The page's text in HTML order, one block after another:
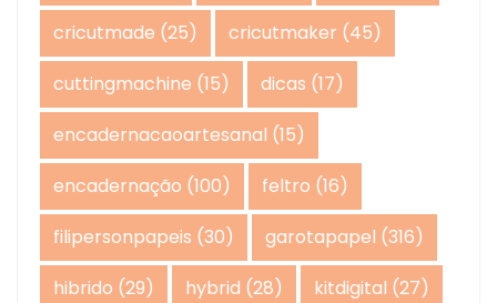
cricutmade (25) cricutmaker (45)
cuttingmachine (15) dicas (17)
encadernacaoartesanal (15)
encadernação (100) feltro (16)
filipersonpapeis (30) garotapapel (316)
hibrido (29) hybrid (28) kitdigital (27)